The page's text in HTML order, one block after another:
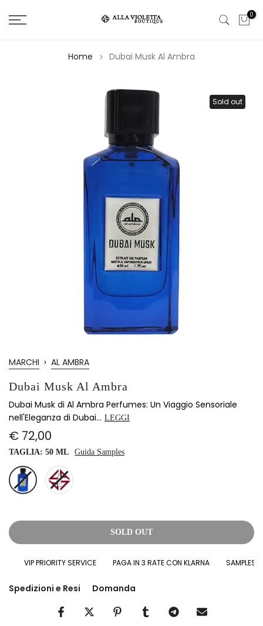
il
0
Home Dubai Musk Al Ambra
Sold out
MARCHI › AL AMBRA
Dubai Musk Al Ambra
Dubai Musk di Al Ambra Perfumes: Un Viaggio Sensoriale
nell'Eleganza di Dubai... LEGGI
€ 72,00
TAGLIA: 50 ML Guida Samples
SOLD OUT
VIP PRIORITY SERVICE PAGA IN 3 RATE CON KLARNA SAMPLES IN
Spedizioni e Resi Domanda